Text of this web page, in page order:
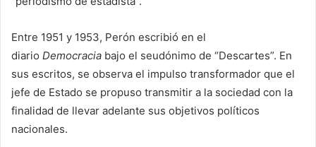
Entre 1951 y 1953, Perón escribió en el
diario Democracia bajo el seudónimo de “Descartes”. En
sus escritos, se observa el impulso transformador que el
jefe de Estado se propuso transmitir a la sociedad con la
finalidad de llevar adelante sus objetivos políticos
nacionales.